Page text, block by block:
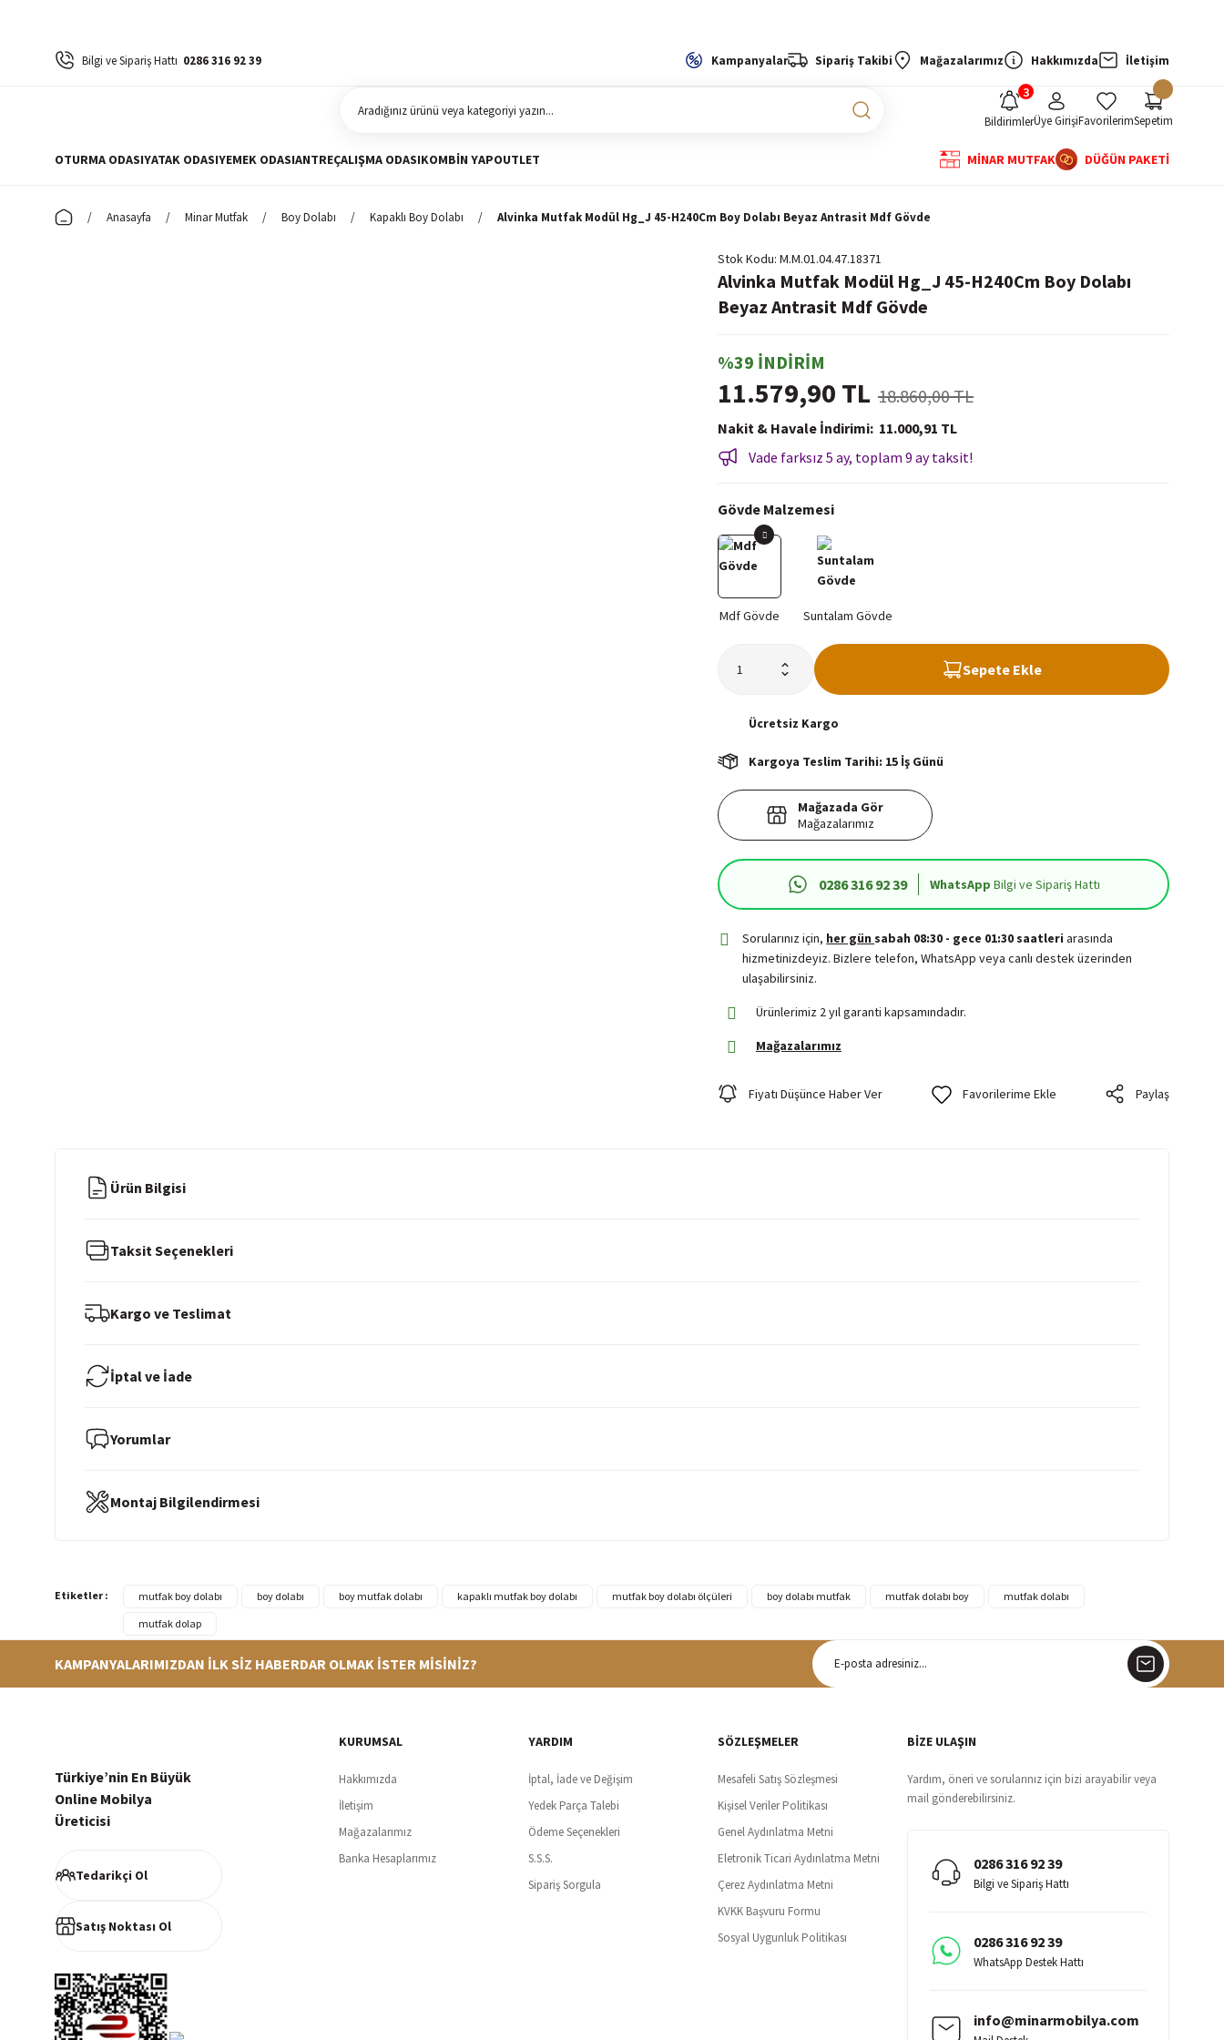
Bilgi ve Sipariş Hattı 0286 316 92 39 Kampanyalar Sipariş Takibi Mağazalarımız Hakkımızda İletişim
BildirimlerÜye GirişiFavorilerimSepetim
OTURMA ODASIYATAK ODASIYEMEK ODASIANTREÇALIŞMA ODASIKOMBIN YAPOUTLET MİNAR MUTFAK DÜĞÜN PAKETİ
Anasayfa Minar Mutfak Boy Dolabı Kapaklı Boy Dolabı Alvinka Mutfak Modül Hg_J 45-H240Cm Boy Dolabı Beyaz Antrasit Mdf Gövde
Stok Kodu M.M.01.04.47.18371
Alvinka Mutfak Modül Hg_J 45-H240Cm Boy Dolabı
Beyaz Antrasit Mdf Gövde
%39 İNDİRİM
11.579,90 TL 18.860,00 TL
Nakit & Havale İndirimi 11.000,91 TL
Vade farksız 5 ay, toplam 9 ay taksit!
Gövde Malzemesi
Sepete Ekle
Ücretsiz Kargo
Kargoya Teslim Tarihi: 15 İş Günü
Mağazada Gör
Mağazalarımız
0286 316 92 39 WhatsApp Bilgi ve Sipariş Hattı
Sorularınız için, her gün sabah 08:30 - gece 01:30 saatleriarasında
hizmetinizdeyiz. Bizlere telefon, WhatsApp veya canlı destek üzerinden
ulaşabilirsiniz.
Ürünlerimiz 2 yıl garanti kapsamındadır.
Mağazalarımız
Fiyatı Düşünce Haber Ver Paylaş
Ürün Bilgisi
Taksit Seçenekleri
Kargo ve Teslimat
İptal ve İade
Yorumlar
Montaj Bilgilendirmesi
Etiketler : mutfak boy dolabı boy dolabı boy mutfak dolabı kapaklı mutfak boy dolabı mutfak boy dolabı ölçüleri boy dolabı mutfak mutfak dolabı boy
mutfak dolabı
mutfak dolap
Siparişleriniz en kısa sürede hazırlanarak kargoya verilir
256Bit SSl sertifikası ve 3D ödeme ile bilgileriniz güvende
Tüm ürünlerde ücretsiz teslimat
%100 müşteri memnuniyeti odaklı ve güvenilir hizmet anlayışı
KAMPANYALARIMIZDAN İLK SİZ HABERDAR OLMAK İSTER MİSİNİZ?
Türkiye’nin En Büyük
Online Mobilya
Üreticisi
Tedarikçi Ol
Satış Noktası Ol
KURUMSAL
Hakkımızda
İletişim
Mağazalarımız
Banka Hesaplarımız
YARDIM
İptal, İade ve Değişim
Yedek Parça Talebi
Ödeme Seçenekleri
S.S.S.
Sipariş Sorgula
SÖZLEŞMELER
Mesafeli Satış Sözleşmesi
Kişisel Veriler Politikası
Genel Aydınlatma Metni
Eletronik Ticari Aydınlatma Metni
Çerez Aydınlatma Metni
KVKK Başvuru Formu
Sosyal Uygunluk Politikası
BİZE ULAŞIN
Yardım, öneri ve sorularınız için bizi arayabilir veya
mail gönderebilirsiniz.
0286 316 92 39
Bilgi ve Sipariş Hattı
0286 316 92 39
WhatsApp Destek Hattı
info@minarmobilya.com